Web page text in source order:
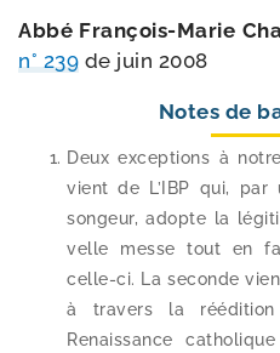
Abbé François-​Marie
n° 239 de juin 2008
Notes de
Deux excep­tions à
vient de L’IBP qui,
son­geur, adopte la
velle messe tout en
celle-​ci. La seconde
à tra­vers la
Renaissance